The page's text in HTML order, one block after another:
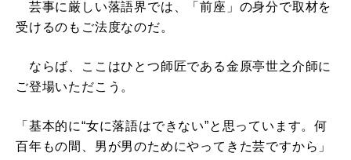
芸事に厳しい落語界では、「前座」の身分で取材を
受けるのもご法度なのだ。
ならば、ここはひとつ師匠である金原亭世之介師に
ご登場いただこう。
「基本的に“女に落語はできない”と思っています。何
百年もの間、男が男のためにやってきた芸ですから」